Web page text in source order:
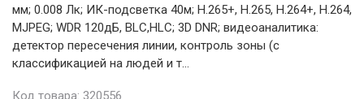
мм; 0.008 Лк; ИК-подсветка 40м; H.265+, H.265, H.264+, H.264,
MJPEG; WDR 120дБ, BLC,HLC; 3D DNR; видеоаналитика:
детектор пересечения линии, контроль зоны (с
классификацией на людей и т...
Код товара: 320556